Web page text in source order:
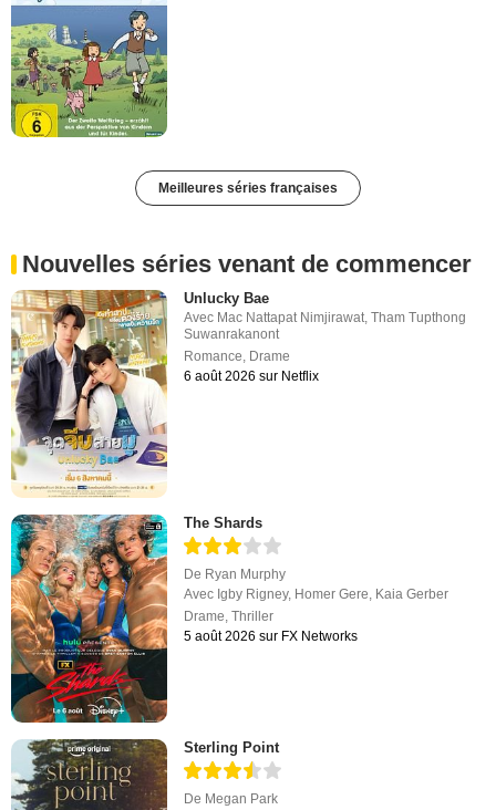
Meilleures séries françaises
Nouvelles séries venant de commencer
Unlucky Bae
Avec Mac Nattapat Nimjirawat ,Tham Tupthong
Suwanrakanont
Romance Drame
6 août 2026 sur Netflix
The Shards
De Ryan Murphy
Avec Igby Rigney, Homer Gere, Kaia Gerber
Drame,Thriller
5 août 2026 sur FX Networks
Sterling Point
De Megan Park